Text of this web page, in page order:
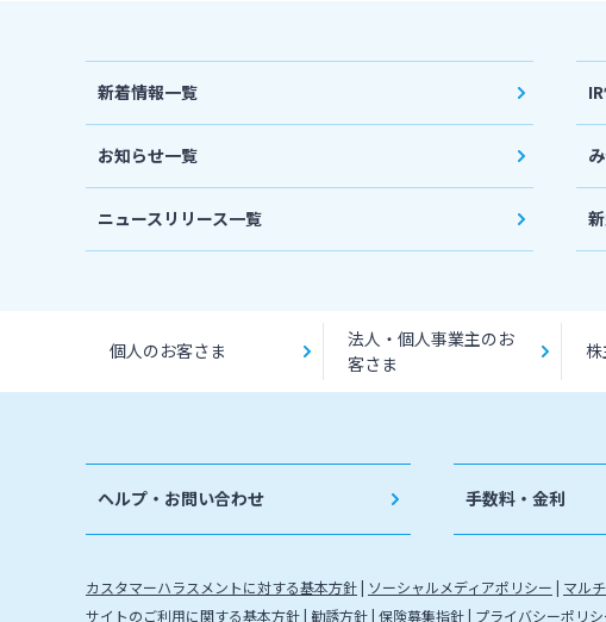
新着情報一覧
お知らせ一覧
ニュースリリース一覧
個人のお客さま
法人・個人事業主のお
客さま
ヘルプ・お問い合わせ 手数料・金利
カスタマーハラスメントに対する基本方針 ソーシャルメディアポリシー マル
サイトのご利用に関する基本方針 勧誘方針 保険募集指針 プライバシーポリ